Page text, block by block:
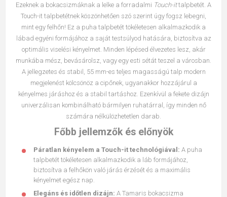
Ezeknek a bokacsizmáknak a lelke a forradalmi Touch-ittalpbetét. A
Touch-it talpbetétnek köszönhetően szó szerint úgy fogsz lebegni,
mint egy felhőn! Ez a puha talpbetét tökéletesen alkalmazkodik a
lábad egyéni formájához a saját testsúlyod hatására, biztosítva az
optimális viselési kényelmet. Minden lépésed élvezetes lesz, akár
munkába mész, bevásárolsz, vagy egy esti sétát teszel a városban.
A jellegzetes és stabil, 55 mm-es teljes magasságú talp modern
megjelenést kölcsönöz a cipőnek, ugyanakkor hozzájárul a
kényelmes járáshoz és a stabil tartáshoz. Ezenkívül a fekete dizájn
univerzálisan kombinálható bármilyen ruhatárral, így minden nő
számára nélkülözhetetlen darab.
Főbb jellemzők és előnyök
Páratlan kényelem a Touch-it technológiával: A puha
talpbetét tökéletesen alkalmazkodik a láb formájához,
biztosítva a felhőkön való járás érzését és a maximális
kényelmet egész nap.
Elegáns és időtlen dizájn: A Tamaris bokacsizma